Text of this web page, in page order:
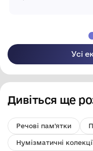
області
Усі
Дивіться ще
Речові пам'ятки
Нумізматичні